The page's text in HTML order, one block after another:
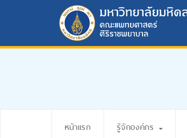
หน้าแรก รู้จักองค์กร